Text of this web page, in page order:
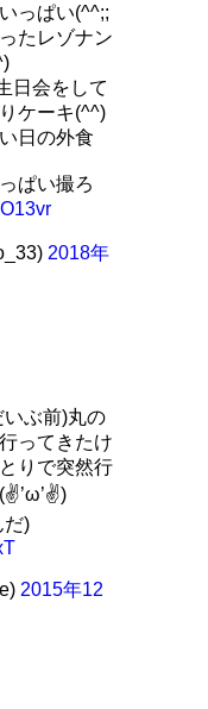
っぱい(^^;;
たレゾナン
日会をして
ケーキ(^^)
日の外食
ぱい撮ろ
2018年
ぶ前)丸の
ってきたけ
りで突然行
だ)
2015年12